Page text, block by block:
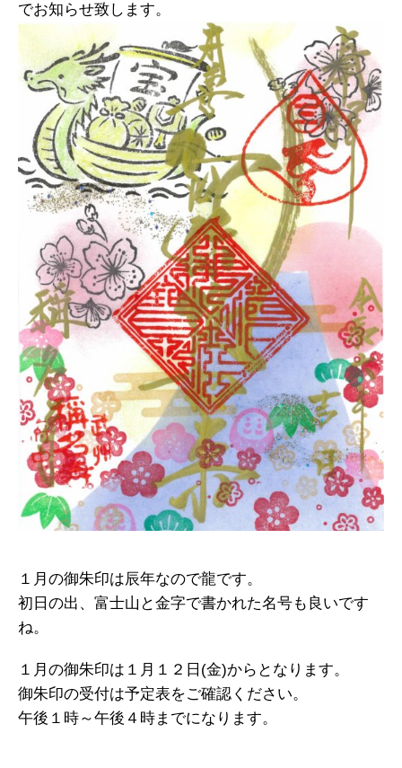
でお知らせ致します。
１月の御朱印は辰年なので龍です。
初日の出、富士山と金字で書かれた名号も良いです
ね。
１月の御朱印は１月１２日(金)からとなります。
御朱印の受付は予定表をご確認ください。
午後１時～午後４時までになります。